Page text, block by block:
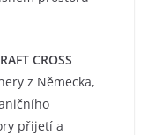
CROSS
z Německa,
přijetí a